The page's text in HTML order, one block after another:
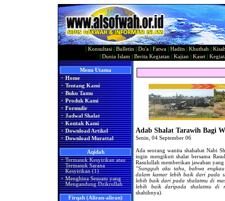
Konsultasi Bulletin Do'a Fatwa Hadits Khutbah
Dunia Islam Berita Kegiatan Kajian Kaset|
Menu Utama
· Home
· Tentang Kami
· Buku Tamu
· Produk Kami
· Formulir
· Jadwal Shalat
· Kontak Kami
· Download Artikel
· Download Murattal
Aqidah
· Termasuk Kesyirikan atau
Termasuk Sarana
Kesyirikan (1)
· Menghina Sesuatu yang
Mengandung Dzikrullah
Firqah (Aliran-aliran)
Adab Shalat Tarawih Bagi
Senin, 04 September 06
Ada seorang wanita shahabat Nabi
ingin mengikuti shalat bersama
Rasulullah memberikan jawaban
"Sungguh aku tahu, bahwa
dalam kamar lebih baik dari pada
lebih baik dari pada shalatmu di
lebih baik daripada shalatmu di
shahihnya).